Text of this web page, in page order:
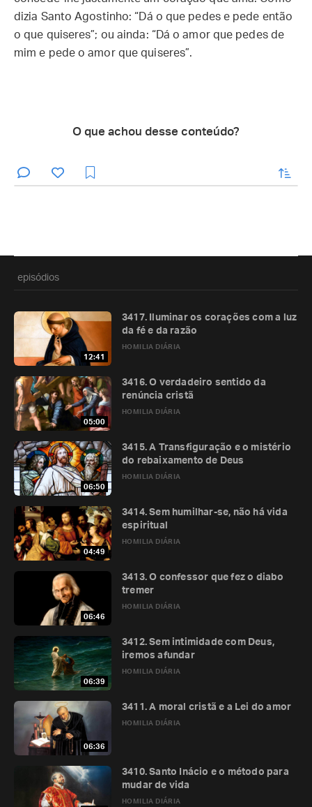
dizia Santo Agostinho: “Dá o que pedes e pede então
o que quiseres”; ou ainda: “Dá o amor que pedes de
mim e pede o amor que quiseres”.
O que achou desse conteúdo?
enviar
episódios
12:41
HOMILIA DIÁRIA
3417. Iluminar os corações com a luz
da fé e da razão
05:00
HOMILIA DIÁRIA
3416. O verdadeiro sentido da
renúncia cristã
06:50
HOMILIA DIÁRIA
3415. A Transfiguração e o mistério
do rebaixamento de Deus
04:49
HOMILIA DIÁRIA
3414. Sem humilhar-se, não há vida
espiritual
06:46
HOMILIA DIÁRIA
3413. O confessor que fez o diabo
tremer
06:39
HOMILIA DIÁRIA
3412. Sem intimidade com Deus,
iremos afundar
06:36
HOMILIA DIÁRIA
3411. A moral cristã e a Lei do amor
HOMILIA DIÁRIA
3410. Santo Inácio e o método para
mudar de vida